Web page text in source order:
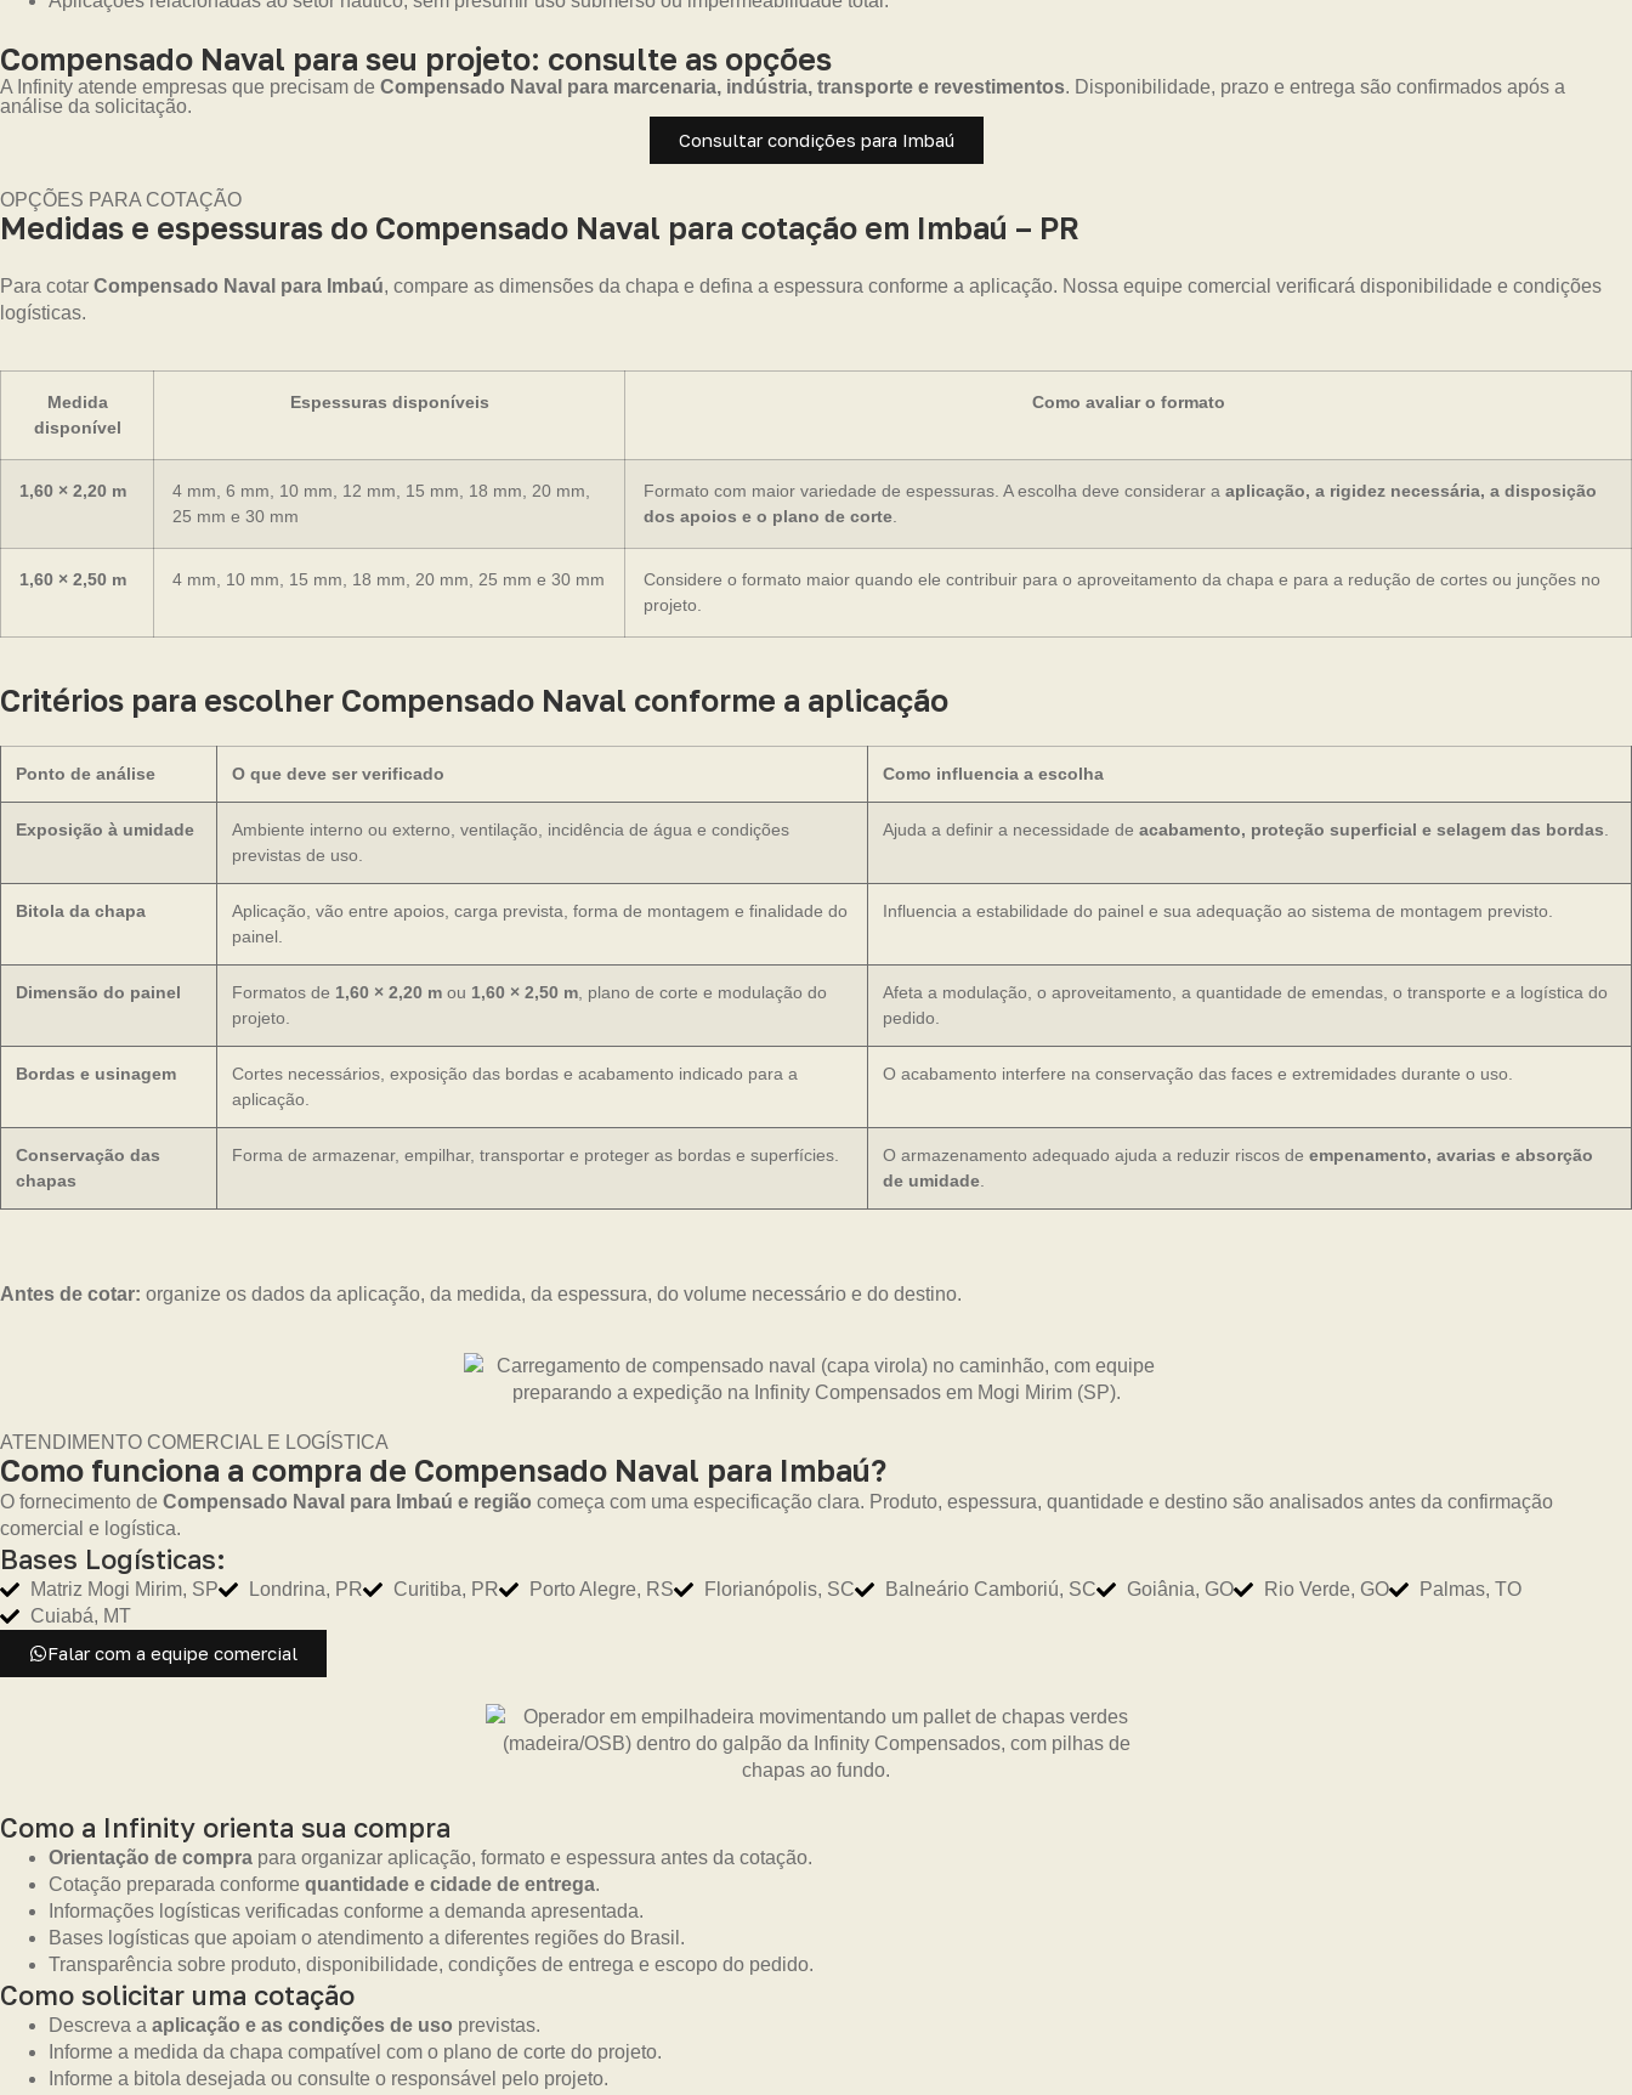
Compensado Naval para seu projeto: consulte as opções
A Infinity atende empresas que precisam de Compensado Naval para marcenaria, indústria, transporte e revestimentos. Disponibilidade, prazo e entrega são confirmados após a
análise da solicitação.
Consultar condições para Imbaú
OPÇÕES PARA COTAÇÃO
Medidas e espessuras do Compensado Naval para cotação em Imbaú – PR
Para cotar Compensado Naval para Imbaú, compare as dimensões da chapa e defina a espessura conforme a aplicação. Nossa equipe comercial verificará disponibilidade e condições
logísticas.
Medida
disponível
Espessuras disponíveis Como avaliar o formato
1,60 × 2,20 m
4 mm, 6 mm, 10 mm, 12 mm, 15 mm, 18 mm, 20 mm,
25 mm e 30 mm
Formato com maior variedade de espessuras. A escolha deve considerar a aplicação, a rigidez necessária, a disposição
dos apoios e o plano de corte.
1,60 × 2,50 m 4 mm, 10 mm, 15 mm, 18 mm, 20 mm, 25 mm e 30 mm
Considere o formato maior quando ele contribuir para o aproveitamento da chapa e para a redução de cortes ou junções no
projeto.
Critérios para escolher Compensado Naval conforme a aplicação
Ponto de análise O que deve ser verificado Como influencia a escolha
Exposição à umidade
Ambiente interno ou externo, ventilação, incidência de água e condições
previstas de uso.
Ajuda a definir a necessidade de acabamento, proteção superficial e selagem das bordas.
Bitola da chapa
Aplicação, vão entre apoios, carga prevista, forma de montagem e finalidade do
painel.
Influencia a estabilidade do painel e sua adequação ao sistema de montagem previsto.
Dimensão do painel Formatos de 1,60 × 2,20 m ou 1,60 × 2,50 m, plano de corte e modulação do
projeto.
Afeta a modulação, o aproveitamento, a quantidade de emendas, o transporte e a logística do
pedido.
Bordas e usinagem
Cortes necessários, exposição das bordas e acabamento indicado para a
aplicação.
O acabamento interfere na conservação das faces e extremidades durante o uso.
Conservação das
chapas
Forma de armazenar, empilhar, transportar e proteger as bordas e superfícies. O armazenamento adequado ajuda a reduzir riscos de empenamento, avarias e absorção
de umidade.
Antes de cotar: organize os dados da aplicação, da medida, da espessura, do volume necessário e do destino.
ATENDIMENTO COMERCIAL E LOGÍSTICA
Como funciona a compra de Compensado Naval para Imbaú?
O fornecimento de Compensado Naval para Imbaú e região começa com uma especificação clara. Produto, espessura, quantidade e destino são analisados antes da confirmação
comercial e logística.
Bases Logísticas:
Matriz Mogi Mirim, SP Londrina, PR Curitiba, PR Porto Alegre, RS Florianópolis, SC Balneário Camboriú, SC Goiânia, GO Rio Verde, GO
Palmas, TO
Cuiabá, MT
Falar com a equipe comercial
Como a Infinity orienta sua compra
Orientação de compra para organizar aplicação, formato e espessura antes da cotação.
Cotação preparada conforme quantidade e cidade de entrega.
Informações logísticas verificadas conforme a demanda apresentada.
Bases logísticas que apoiam o atendimento a diferentes regiões do Brasil.
Transparência sobre produto, disponibilidade, condições de entrega e escopo do pedido.
Como solicitar uma cotação
Descreva a aplicação e as condições de uso previstas.
Informe a medida da chapa compatível com o plano de corte do projeto.
Informe a bitola desejada ou consulte o responsável pelo projeto.